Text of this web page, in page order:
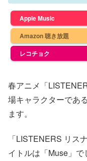
Apple Music
Amazon 聴き放題
レコチョク
春アニメ「
場キャラクターである
ます。
「LISTENERS リス
イトルは「Muse」で